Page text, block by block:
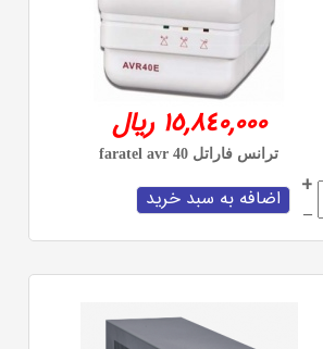
15,840,000 ریال
ترانس فاراتل faratel avr 40
+
–